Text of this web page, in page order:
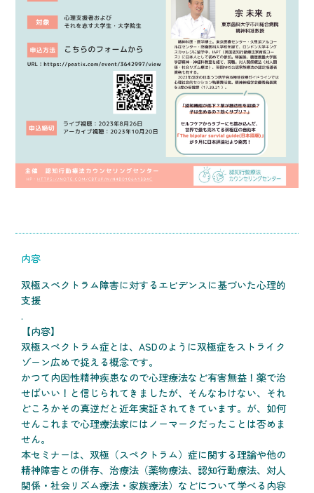
内容
双極スペクトラム障害に対するエビデンスに基づいた心理的
支援
.
【内容】
双極スペクトラム症とは、ASDのように双極症をストライク
ゾーン広めで捉える概念です。
かつて内因性精神疾患なので心理療法など有害無益！薬で治
せばいい！と信じられてきましたが、そんなわけない、それ
どころかその真逆だと近年実証されてきています。が、如何
せんこれまで心理療法家にはノーマークだったことは否めま
せん。
本セミナーは、双極（スペクトラム）症に関する理論や他の
精神障害との併存、治療法（薬物療法、認知行動療法、対人
関係・社会リズム療法・家族療法）などについて学べる内容